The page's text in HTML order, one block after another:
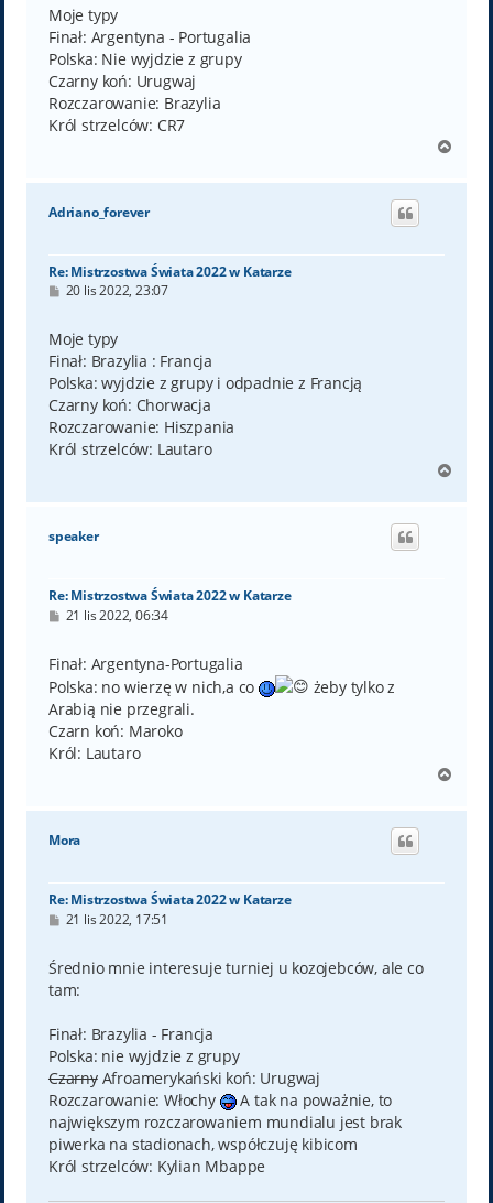
t
Moje typy
Finał: Argentyna - Portugalia
Polska: Nie wyjdzie z grupy
Czarny koń: Urugwaj
Rozczarowanie: Brazylia
Król strzelców: CR7
g
Adriano_forever
Re: Mistrzostwa Świata 2022 w Katarze
P
t
20 lis 2022, 23:07
Moje typy
Finał: Brazylia : Francja
Polska: wyjdzie z grupy i odpadnie z Francją
Czarny koń: Chorwacja
Rozczarowanie: Hiszpania
Król strzelców: Lautaro
g
speaker
Re: Mistrzostwa Świata 2022 w Katarze
P
t
21 lis 2022, 06:34
Finał: Argentyna-Portugalia
Polska: no wierzę w nich,a co
żeby tylko z
Arabią nie przegrali.
Czarn koń: Maroko
Król: Lautaro
g
Mora
Re: Mistrzostwa Świata 2022 w Katarze
P
t
21 lis 2022, 17:51
Średnio mnie interesuje turniej u kozojebców, ale co
tam:
Finał: Brazylia - Francja
Polska: nie wyjdzie z grupy
CzarnyAfroamerykański koń: Urugwaj
Rozczarowanie: Włochy
A tak na poważnie, to
największym rozczarowaniem mundialu jest brak
piwerka na stadionach, współczuję kibicom
Król strzelców: Kylian Mbappe